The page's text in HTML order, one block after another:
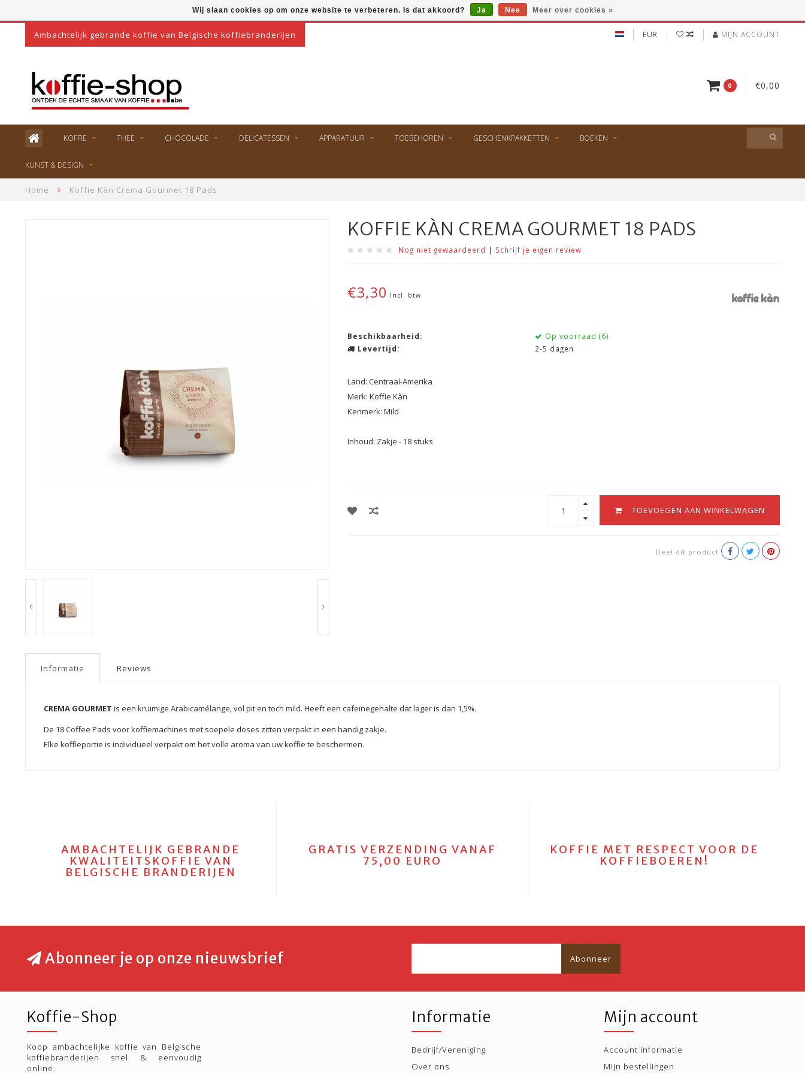
Ambachtelijk gebrande koffie van Belgische koffiebranderijen EUR MIJN ACCOUNT
0 €0,00
KOFFIE THEE CHOCOLADE DELICATESSEN APPARATUUR TOEBEHOREN GESCHENKPAKKETTEN BOEKEN
KUNST & DESIGN
Home Koffie Kàn Crema Gourmet 18 Pads
KOFFIE KÀN CREMA GOURMET 18 PADS
Nog niet gewaardeerd | Schrijf je eigen review
€3,30 Incl. btw
Beschikbaarheid:
Op voorraad (6)
Levertijd:
2-5 dagen
Land: Centraal-Amerika
Merk: Koffie Kàn
Kenmerk: Mild
Inhoud: Zakje - 18 stuks
TOEVOEGEN AAN WINKELWAGEN
Deel dit product
Informatie Reviews
CREMA GOURMET is een kruimige Arabicamélange, vol pit en toch mild. Heeft een cafeïnegehalte dat lager is dan 1,5%.
De 18 Coffee Pads voor koffiemachines met soepele doses zitten verpakt in een handig zakje.
Elke koffieportie is individueel verpakt om het volle aroma van uw koffie te beschermen.
Wij slaan cookies op om onze website te verbeteren. Is dat akkoord? Ja Nee Meer over cookies »
AMBACHTELIJK GEBRANDE
KWALITEITSKOFFIE VAN
BELGISCHE BRANDERIJEN
GRATIS VERZENDING VANAF
75,00 EURO
KOFFIE MET RESPECT VOOR DE
KOFFIEBOEREN!
Abonneer je op onze nieuwsbrief Abonneer
Koffie-Shop
Koop ambachtelijke koffie van Belgische
koffiebranderijen snel & eenvoudig
online.
Informatie
Bedrijf/Vereniging
Over ons
Mijn account
Account informatie
Mijn bestellingen